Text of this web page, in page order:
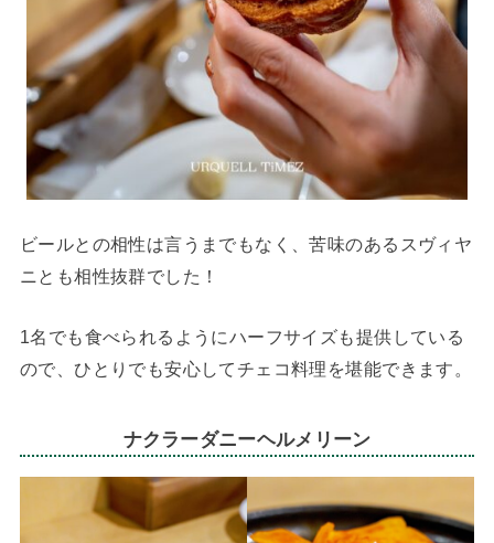
ビールとの相性は言うまでもなく、苦味のあるスヴィヤ
ニとも相性抜群でした！
1名でも食べられるようにハーフサイズも提供している
ので、ひとりでも安心してチェコ料理を堪能できます。
ナクラーダニーヘルメリーン